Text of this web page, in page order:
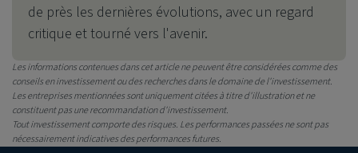
de près les dernières évolutions, avec un regard
critique et tourné vers l'avenir.
Les informations contenues dans cet article ne peuvent être considérées comme des
conseils en investissement ou des recherches dans le domaine de l'investissement.
Les entreprises mentionnées sont uniquement citées à titre d'illustration et ne
constituent pas une recommandation d'investissement.
Tout investissement comporte des risques. Les performances passées ne sont pas
nécessairement indicatives des performances futures.